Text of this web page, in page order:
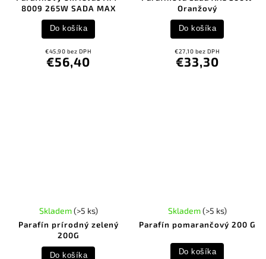
8009 265W SADA MAX
€45,90 bez DPH
€56,40
Do košíka
Oranžový
€27,10 bez DPH
€33,30
Do košíka
Parafín prírodný zelený
200G
Skladem(>5 ks)
Do košíka
Parafín pomarančový 200 G
Skladem(>5 ks)
Do košíka